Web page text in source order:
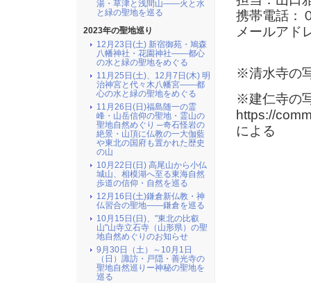
携帯電話：
メールアド
※清水寺の
※建仁寺の
https://
による
湯・草津と浅間山――火と水
と緑の聖地を巡る
2023年の聖地巡り
12月23日(土) 新宿御苑・鳩森
八幡神社・花園神社――都心
の水と緑の聖地をめぐる
11月25日(土)、12月7日(木) 明
治神宮と代々木八幡宮――都
心の水と緑の聖地をめぐる
11月26日(日)福島随一の霊
峰・山岳信仰の聖地・霊山の
聖地自然めぐり ─奇石怪岩の
絶景・山頂に仏教の一大伽藍
や東北の国府も置かれた歴史
の山
10月22日(日) 高尾山から小仏
城山、相模湖へ至る東海自然
歩道の信仰・自然を巡る
12月16日(土)鎌倉新仏教・神
仏習合の聖地――鎌倉を巡る
10月15日(日)、"東北の比叡
山"山寺立石寺（山形県）の聖
地自然めぐりのお知らせ
9月30日（土）～10月1日
（日）諏訪・戸隠・善光寺の
聖地自然巡りー神秘の聖地を
巡る